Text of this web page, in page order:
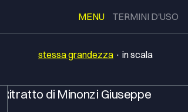
MENU TERMINI D'USO
stessa grandezza · in scala